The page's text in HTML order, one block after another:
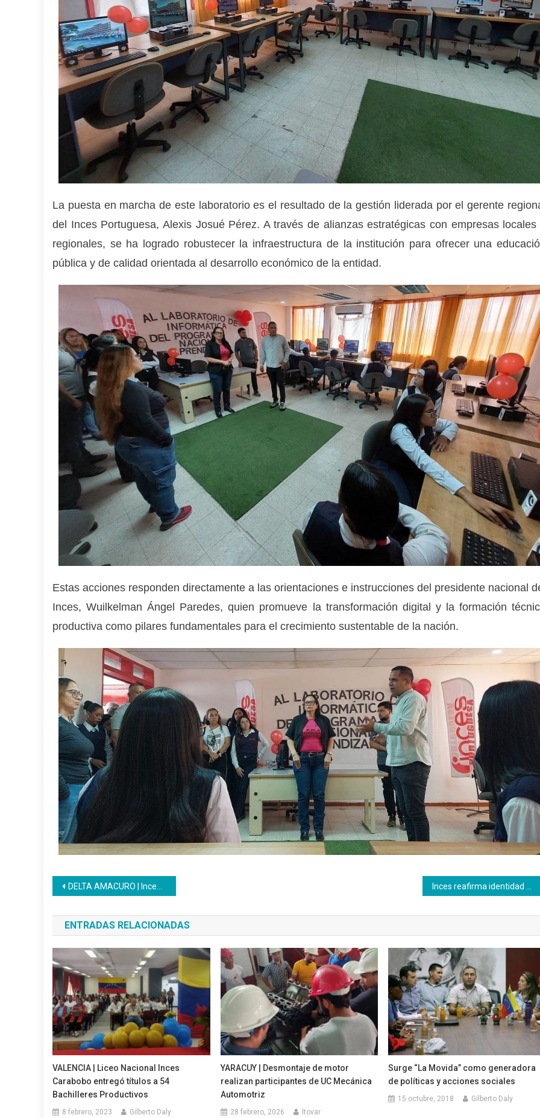
La puesta en marcha de este laboratorio es el resultado de la gestión liderada por el gerente
del Inces Portuguesa, Alexis Josué Pérez. A través de alianzas estratégicas con empresas locales
regionales, se ha logrado robustecer la infraestructura de la institución para ofrecer una
pública y de calidad orientada al desarrollo económico de la entidad.
Estas acciones responden directamente a las orientaciones e instrucciones del presidente nacional
Inces, Wuilkelman Ángel Paredes, quien promueve la transformación digital y la formación
productiva como pilares fundamentales para el crecimiento sustentable de la nación.
Navegación
de
entradas
DELTA AMACURO | Inces y Gobernación realizaron Expoferia «En Honor a Ti Madre» en Tucupita
ENTRADAS RELACIONADAS
VALENCIA | Liceo Nacional Inces
Carabobo entregó títulos a 54
Bachilleres Productivos
8 febrero, 2023 Gilberto Daly
YARACUY | Desmontaje de motor
realizan participantes de UC Mecánica
Automotriz
28 febrero, 2026 ltovar
Surge “La Movida” como generadora
de políticas y acciones sociales
15 octubre, 2018 Gilberto Daly